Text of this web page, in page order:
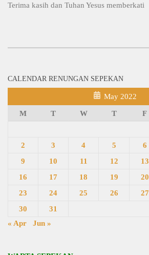
Terima kasih dan Tuhan Yesus memberkati
CALENDAR RENUNGAN SEPEKAN
May 2022
M T W T F
2
3 4 5 6
9
10 11 12 13
16
17 18 19 20
23
24 25 26 27
30
31
« Apr
Jun »